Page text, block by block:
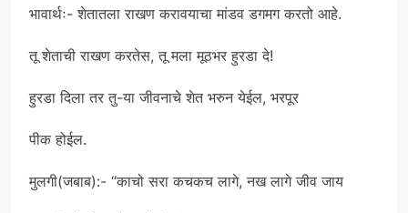
भावार्थः- शेतातला राखण करावयाचा मांडव डगमग करतो आहे.
तू शेताची राखण करतेस, तू मला मूठभर हुरडा दे!
हुरडा दिला तर तु-या जीवनाचे शेत भरुन येईल, भरपूर
पीक होईल.
मुलगी(जबाब):- “काचो सरा कचकच लागे, नख लागे जीव जाय